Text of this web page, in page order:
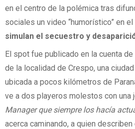
en el centro de la polémica tras
sociales un video “humorístico” en el
simulan el secuestro y
El spot fue publicado en la cuenta
de la localidad de Crespo, una
ubicada a pocos kilómetros de
ve a dos playeros molestos con una
Manager que siempre los hacía
acerca caminando, a quien describen